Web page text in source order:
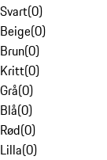
Svart(0)
Beige(0)
Brun(0)
Kritt(0)
Grå(0)
Blå(0)
Rød(0)
Lilla(0)